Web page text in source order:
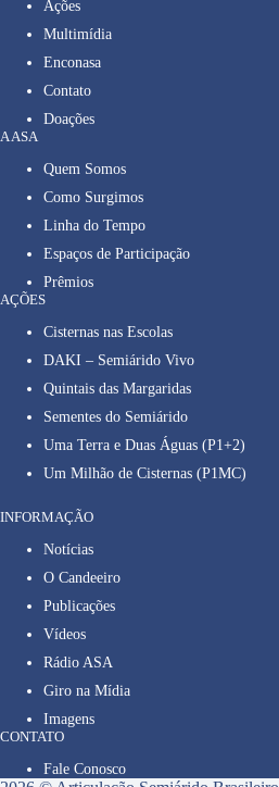
Ações
Multimídia
Enconasa
Contato
Doações
A ASA
Quem Somos
Como Surgimos
Linha do Tempo
Espaços de Participação
Prêmios
AÇÕES
Cisternas nas Escolas
DAKI – Semiárido Vivo
Quintais das Margaridas
Sementes do Semiárido
Uma Terra e Duas Águas (P1+2)
Um Milhão de Cisternas (P1MC)
INFORMAÇÃO
Notícias
O Candeeiro
Publicações
Vídeos
Rádio ASA
Giro na Mídia
Imagens
CONTATO
Fale Conosco